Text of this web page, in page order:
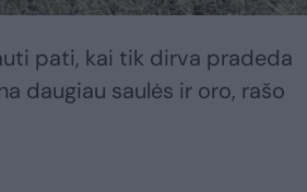
pati, kai tik dirva pradeda
daugiau saulės ir oro, rašo